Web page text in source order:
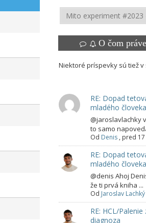
O čom
Niektoré príspevky sú tiež
RE: Dopad
mladého
@jaroslavlachky
to samo
Od Denis , pred
RE: Dopad
mladého
@denis Ahoj
že ti prvá kniha ...
Od Jaroslav Lachký
RE: HCL/
diagnoza